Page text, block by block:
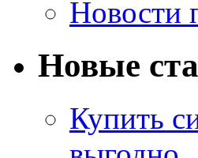
Новости
Новые
Купить